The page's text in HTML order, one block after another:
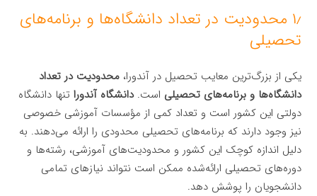
۱٫ محدودیت در تعداد دانشگاه‌ها و برنامه‌های
تحصیلی
یکی از بزرگ‌ترین معایب تحصیل در آندورا،محدودیت در تعداد
دانشگاه‌ها و برنامه‌های تحصیلی است.دانشگاه آندورا تنها دانشگاه
دولتی این کشور است و تعداد کمی از مؤسسات آموزشی خصوصی
نیز وجود دارند که برنامه‌های تحصیلی محدودی را ارائه می‌دهند. به
دلیل اندازه کوچک این کشور و محدودیت‌های آموزشی، رشته‌ها و
دوره‌های تحصیلی ارائه‌شده ممکن است نتواند نیازهای تمامی
دانشجویان را پوشش دهد.